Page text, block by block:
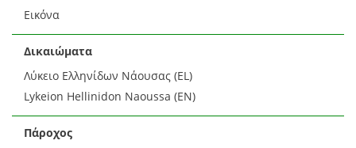
Εικόνα
Δικαιώματα
Λύκειο Ελληνίδων Νάουσας (EL)
Lykeion Hellinidon Naoussa (EN)
Πάροχος